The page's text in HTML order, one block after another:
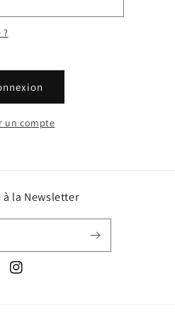
?
un compte
à la Newsletter
Instagram